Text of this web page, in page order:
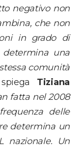
negativo non
che non
in grado di
una
comunità
Tiziana
fatta nel 2008
delle
determina un
nazionale. Un